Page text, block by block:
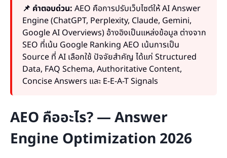
📌 คำตอบด่วน: AEO คือการปรับเว็บไซต์ให้ AI Answer
Engine (ChatGPT, Perplexity, Claude, Gemini,
Google AI Overviews) อ้างอิงเป็นแหล่งข้อมูล ต่างจาก
SEO ที่เน้น Google Ranking AEO เน้นการเป็น
Source ที่ AI เลือกใช้ ปัจจัยสำคัญ ได้แก่ Structured
Data, FAQ Schema, Authoritative Content,
Concise Answers และ E-E-A-T Signals
AEO คืออะไร? — Answer
Engine Optimization 2026